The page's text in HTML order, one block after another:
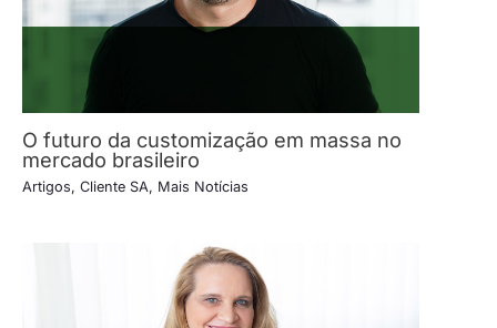
O futuro da customização em massa no
mercado brasileiro
Artigos, Cliente SA, Mais Notícias